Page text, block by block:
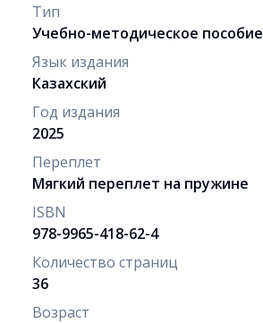
Тип
Учебно-методическое пособие
Язык издания
Казахский
Год издания
2025
Переплет
Мягкий переплет на пружине
ISBN
978-9965-418-62-4
Количество страниц
36
Возраст